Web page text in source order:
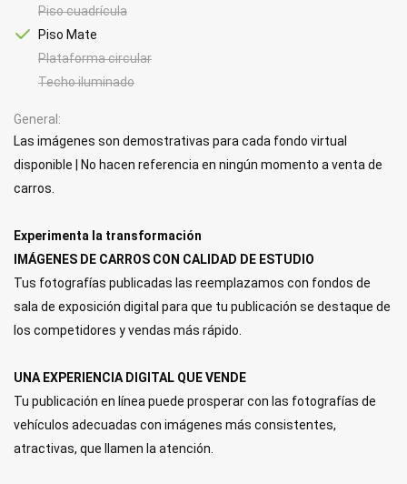
Piso cuadrícula
Piso Mate
Plataforma circular
Techo iluminado
General
Las imágenes son demostrativas para cada fondo virtual
disponible | No hacen referencia en ningún momento a venta de
carros.
Experimenta la transformación
IMÁGENES DE CARROS CON CALIDAD DE ESTUDIO
Tus fotografías publicadas las reemplazamos con fondos de
sala de exposición digital para que tu publicación se destaque de
los competidores y vendas más rápido.
UNA EXPERIENCIA DIGITAL QUE VENDE
Tu publicación en línea puede prosperar con las fotografías de
vehículos adecuadas con imágenes más consistentes,
atractivas, que llamen la atención.